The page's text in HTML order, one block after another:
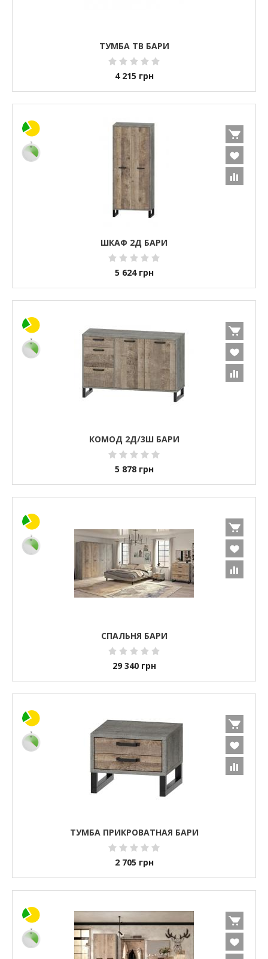
ТУМБА ТВ БАРИ
4 215 грн
ШКАФ 2Д БАРИ
5 624 грн
КОМОД 2Д/3Ш БАРИ
5 878 грн
СПАЛЬНЯ БАРИ
29 340 грн
ТУМБА ПРИКРОВАТНАЯ БАРИ
2 705 грн